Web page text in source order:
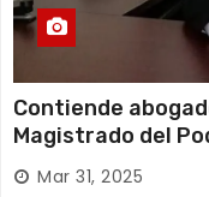
Contiende
Magistrado del
Huajuapan de León
Mar 31, 2025